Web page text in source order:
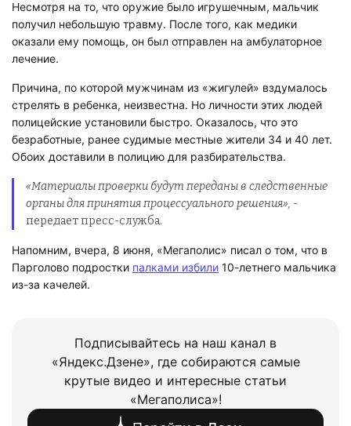
Несмотря на то, что оружие было игрушечным, мальчик
получил небольшую травму. После того, как медики
оказали ему помощь, он был отправлен на амбулаторное
лечение.
Причина, по которой мужчинам из «жигулей» вздумалось
стрелять в ребенка, неизвестна. Но личности этих людей
полицейские установили быстро. Оказалось, что это
безработные, ранее судимые местные жители 34 и 40 лет.
Обоих доставили в полицию для разбирательства.
«Материалы проверки будут переданы в следственные
органы для принятия процессуального решения», -
передает пресс-служба.
Напомним, вчера, 8 июня, «Мегаполис» писал о том, что в
Парголово подростки палками избили 10-летнего мальчика
из-за качелей.
Подписывайтесь на наш канал в
«Яндекс.Дзене», где собираются самые
крутые видео и интересные статьи
«Мегаполиса»!